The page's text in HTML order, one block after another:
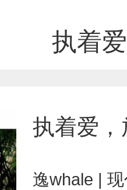
执着
执着爱，
逸whale |